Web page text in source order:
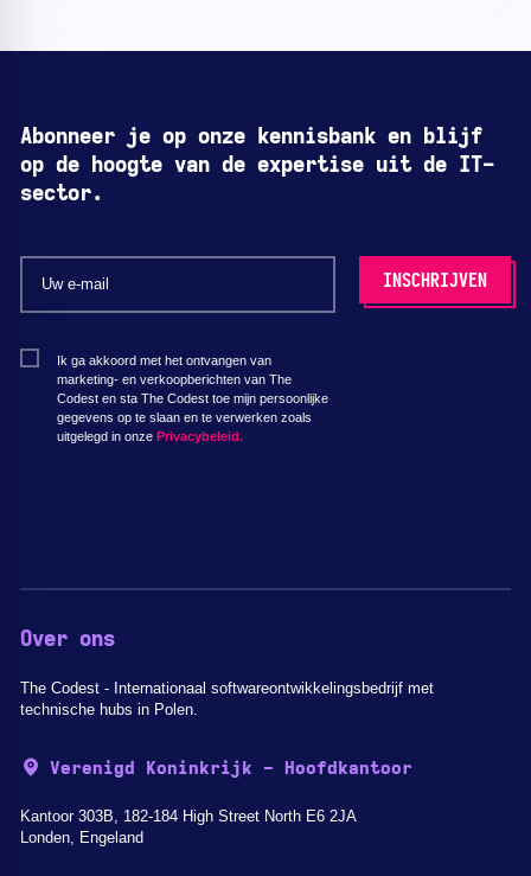
Abonneer je op onze kennisbank en blijf
op de hoogte van de expertise uit de IT-
sector.
Ik ga akkoord met het ontvangen van
marketing- en verkoopberichten van The
Codest en sta The Codest toe mijn persoonlijke
gegevens op te slaan en te verwerken zoals
uitgelegd in onze Privacybeleid.
Over ons
The Codest - Internationaal softwareontwikkelingsbedrijf met
technische hubs in Polen.
Verenigd Koninkrijk - Hoofdkantoor
Kantoor 303B, 182-184 High Street North E6 2JA
Londen, Engeland